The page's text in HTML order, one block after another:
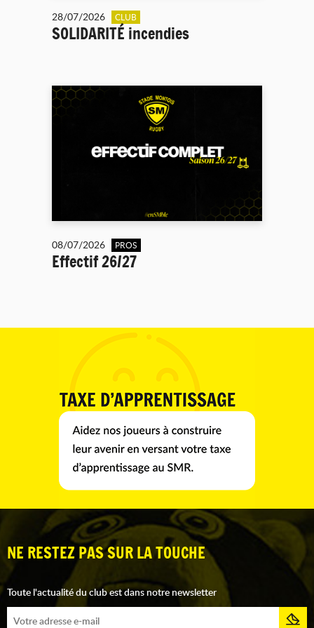
28/07/2026 CLUB
SOLIDARITÉ incendies
08/07/2026 PROS
Effectif 26/27
NE RESTEZ PAS SUR LA TOUCHE
Toute l'actualité du club est dans notre newsletter